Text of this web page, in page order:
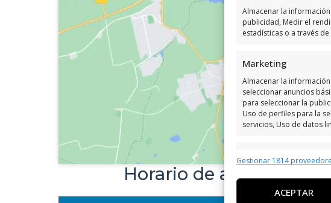
Almacenar la
publicidad, Medir el
estadísticas o a través
Marketing
Almacenar la
seleccionar anuncios
para seleccionar la
Uso de perfiles para la
servicios, Uso de datos
Características
Vincular diferentes
información transmitida
Gestionar 1814
ACEPTAR
Horario de atención